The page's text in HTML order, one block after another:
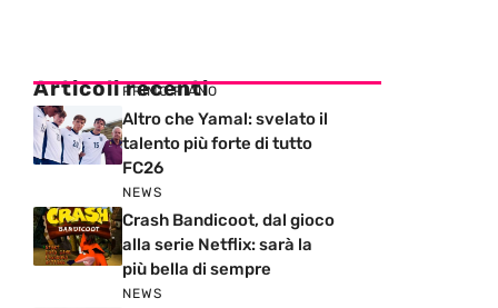
Articoli recenti
PRIMO PIANO
Altro che Yamal: svelato il
talento più forte di tutto
FC26
NEWS
Crash Bandicoot, dal gioco
alla serie Netflix: sarà la
più bella di sempre
NEWS